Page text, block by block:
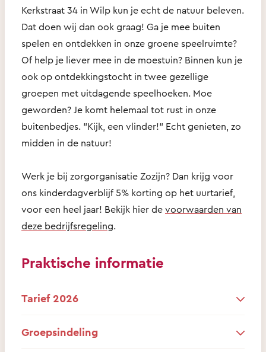
Kerkstraat 34 in Wilp kun je echt de natuur beleven.
Dat doen wij dan ook graag! Ga je mee buiten
spelen en ontdekken in onze groene speelruimte?
Of help je liever mee in de moestuin? Binnen kun je
ook op ontdekkingstocht in twee gezellige
groepen met uitdagende speelhoeken. Moe
geworden? Je komt helemaal tot rust in onze
buitenbedjes. "Kijk, een vlinder!" Echt genieten, zo
midden in de natuur!
Werk je bij zorgorganisatie Zozijn? Dan krijg voor
ons kinderdagverblijf 5% korting op het uurtarief,
voor een heel jaar! Bekijk hier de voorwaarden van
deze bedrijfsregeling.
Praktische informatie
Tarief 2026
Groepsindeling